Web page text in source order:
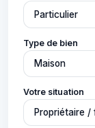
Type de bien
Votre situation